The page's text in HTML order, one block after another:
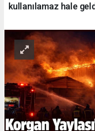
kullanılamaz hale